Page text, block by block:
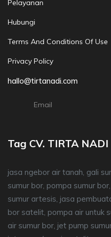
Pelayanan
Hubungi
Terms And Conditions Of Use
Privacy Policy
hallo@tirtanadi.com
Email
Tag CV. TIRTA NADI
jasa ngebor air tanah, gali
sumur bor, pompa sumur
sumur artesis, jasa
bor satelit, pompa air untuk
air sumur bor, jet pump